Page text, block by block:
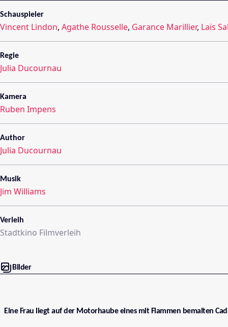
Schauspieler
Vincent Lindon, Agathe Rousselle, Garance Marillier, Laïs
Regie
Julia Ducournau
Kamera
Ruben Impens
Author
Julia Ducournau
Musik
Jim Williams
Verleih
Stadtkino Filmverleih
Bilder
Eine Frau liegt auf der Motorhaube eines mit Flammen bemalten